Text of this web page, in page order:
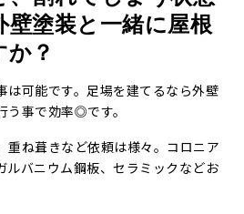
壁塗装と一緒に屋根
？
は可能です。足場を建てるなら外壁
う事で効率◎です。
重ね葺きなど依頼は様々。コロニア
ルバニウム鋼板、セラミックなどお